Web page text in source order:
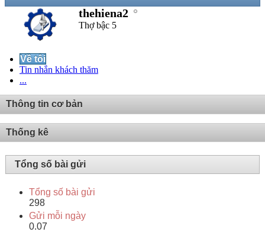
thehiena2
Thợ bậc 5
Về tôi
Tin nhắn khách thăm
...
Thông tin cơ bản
Thống kê
Tổng số bài gửi
Tổng số bài gửi
298
Gửi mỗi ngày
0.07